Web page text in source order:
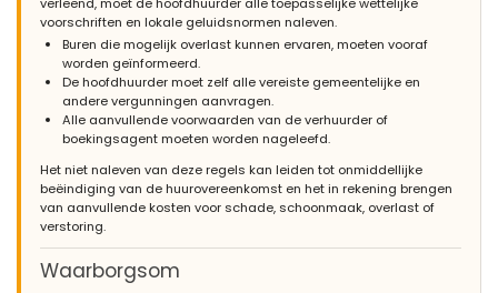
maison, bien agencée , spacieuse - mobilier simple mais en
harmonie avec le style - superbe salle de bain et douche à
l'Italienne . Un jardin magnifique ! Espérons y revenir bientôt
.bonne journée,caroline LEPRETRE
(Vertaald door Google)
hallo, afgezien van de omgeving (en je hebt er niets mee te
maken) - er valt niks te klagen - het ontbrak ons aan niets - er is
hebben gehad - het is een mooi huis, goed ingericht, ruim -
eenvoudig meubilair maar in harmonie met de stijl - prachtige
badkamer en inloopdouche. Een schitterende tuin! Ik hoop snel
weer terug te komen. een fijne dag verder, Caroline LEPRETRE
voorschriften en lokale geluidsnormen naleven.
Buren die mogelijk overlast kunnen ervaren, moeten vooraf
worden geïnformeerd.
De hoofdhuurder moet zelf alle vereiste gemeentelijke en
andere vergunningen aanvragen.
Alle aanvullende voorwaarden van de verhuurder of
boekingsagent moeten worden nageleefd.
Het niet naleven van deze regels kan leiden tot onmiddellijke
beëindiging van de huurovereenkomst en het in rekening brengen
van aanvullende kosten voor schade, schoonmaak, overlast of
verstoring.
Waarborgsom